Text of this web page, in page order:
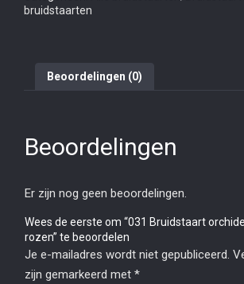
bruidstaarten
Beoordelingen (0)
Beoordelingen
Er zijn nog geen beoordelingen.
Wees de eerste om “031 Bruidstaart
rozen” te beoordelen
Je e-mailadres wordt niet gepubliceerd.
zijn gemarkeerd met *